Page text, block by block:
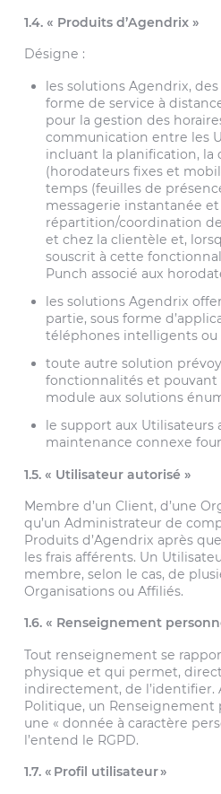
1.4. « Produits d’Agendrix »
Désigne :
les solutions Agendrix,
forme de service à
pour la gestion des
communication entre les
incluant la planification, la
(horodateurs fixes et
temps (feuilles de
messagerie instantanée
répartition/coordination
et chez la clientèle et,
souscrit à cette
Punch associé aux
les solutions Agendrix
partie, sous forme
téléphones intelligents ou
toute autre solution
fonctionnalités et pouvant
module aux solutions
le support aux Utilisateurs
maintenance connexe
1.5. « Utilisateur autorisé »
Membre d’un Client, d’une
qu’un Administrateur de
Produits d’Agendrix après
les frais afférents. Un
membre, selon le cas, de
Organisations ou Affiliés.
1.6. « Renseignement
Tout renseignement se
physique et qui permet,
indirectement, de l’identifier.
Politique, un Renseignement
une « donnée à caractère
l’entend le RGPD.
1.7. « Profil utilisateur »